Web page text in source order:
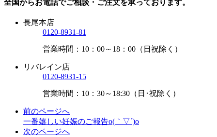
全国からお電話でご相談・ご注文を承っております。
長尾本店
0120-8931-81
営業時間：10：00～18：00（日祝除く）
リバレイン店
0120-8931-15
営業時間：10：30～18:30（日･祝除く）
前のページへ
一番嬉しい妊娠のご報告o(｀▽´)o
次のページへ